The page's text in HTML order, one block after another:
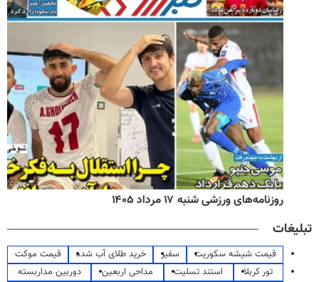
روزنامه‌های ورزشی شنبه ۱۷ مرداد ۱۴۰۵
تبلیغات
قیمت شیشه سکوریت سفیر خرید طلای آب شده
قیمت موکت
تور کربلا
استند تسلیت مداحی اربعین
دوربین مداربسته